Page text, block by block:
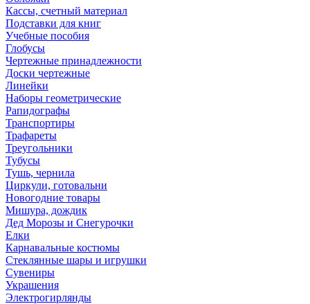
Кассы, счетный материал
Подставки для книг
Учебные пособия
Глобусы
Чертежные принадлежности
Доски чертежные
Линейки
Наборы геометрические
Рапидографы
Транспортиры
Трафареты
Треугольники
Тубусы
Тушь, чернила
Циркули, готовальни
Новогодние товары
Мишура, дождик
Дед Морозы и Снегурочки
Елки
Карнавальные костюмы
Стеклянные шары и игрушки
Сувениры
Украшения
Электрогирлянды